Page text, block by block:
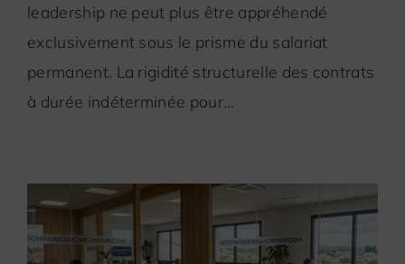
leadership ne peut plus être appréhendé
exclusivement sous le prisme du salariat
permanent. La rigidité structurelle des contrats
à durée indéterminée pour…